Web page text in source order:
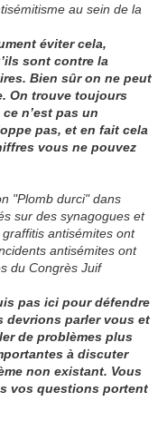
au sein de la
éviter cela,
sont contre la
Bien sûr on ne peut
On trouve toujours
n’est pas un
pas, et en fait cela
vous ne pouvez
"Plomb durci" dans
sur des synagogues et
antisémites ont
antisémites ont
du Congrès Juif
pas ici pour défendre
devrions parler vous et
de problèmes plus
à discuter
non existant. Vous
vos questions portent